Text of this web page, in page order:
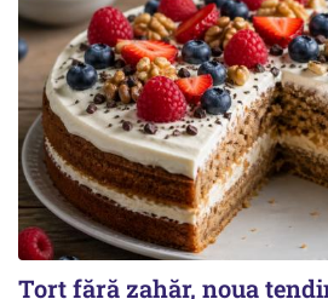
Tort fără zahăr, noua